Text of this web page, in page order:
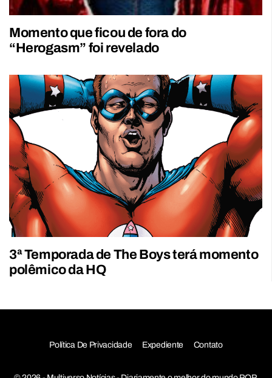
Momento que ficou de fora do
“Herogasm” foi revelado
3ª Temporada de The Boys terá momento
polêmico da HQ
Política De Privacidade Expediente Contato